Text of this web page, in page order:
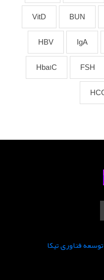
BUN
VitD
IgA
HBV
FSH
Hba1C
فناوری تیکا